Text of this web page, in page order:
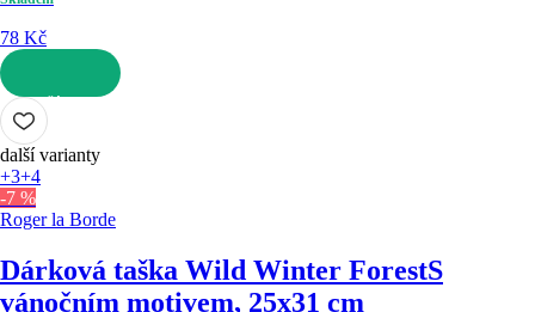
78 Kč
DO KOŠÍKU
další varianty
+3+4
-7 %
Roger la Borde
Dárková taška Wild Winter ForestS
vánočním motivem, 25x31 cm